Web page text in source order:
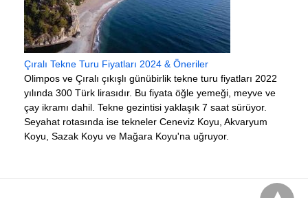
Çıralı Tekne Turu Fiyatları 2024 & Öneriler
Olimpos ve Çıralı çıkışlı günübirlik tekne turu fiyatları 2022
yılında 300 Türk lirasıdır. Bu fiyata öğle yemeği, meyve ve
çay ikramı dahil. Tekne gezintisi yaklaşık 7 saat sürüyor.
Seyahat rotasında ise tekneler Ceneviz Koyu, Akvaryum
Koyu, Sazak Koyu ve Mağara Koyu'na uğruyor.